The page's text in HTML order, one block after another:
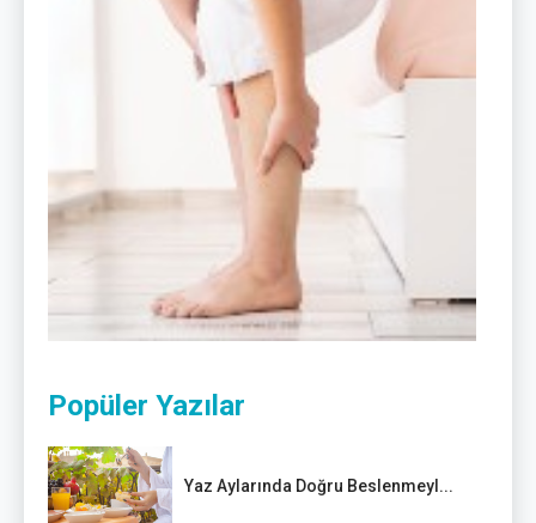
Popüler Yazılar
Yaz Aylarında Doğru Beslenmeyl...